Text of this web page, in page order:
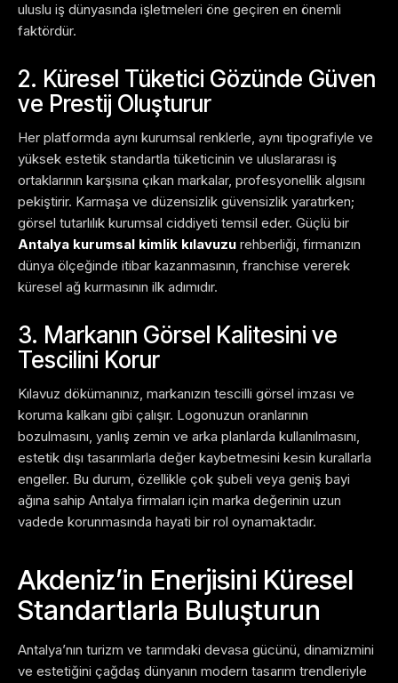
uluslu iş dünyasında işletmeleri öne geçiren en önemli
faktördür.
2. Küresel Tüketici Gözünde Güven
ve Prestij Oluşturur
Her platformda aynı kurumsal renklerle, aynı tipografiyle ve
yüksek estetik standartla tüketicinin ve uluslararası iş
ortaklarının karşısına çıkan markalar, profesyonellik algısını
pekiştirir. Karmaşa ve düzensizlik güvensizlik yaratırken;
görsel tutarlılık kurumsal ciddiyeti temsil eder. Güçlü bir
Antalya kurumsal kimlik kılavuzu rehberliği, firmanızın
dünya ölçeğinde itibar kazanmasının, franchise vererek
küresel ağ kurmasının ilk adımıdır.
3. Markanın Görsel Kalitesini ve
Tescilini Korur
Kılavuz dökümanınız, markanızın tescilli görsel imzası ve
koruma kalkanı gibi çalışır. Logonuzun oranlarının
bozulmasını, yanlış zemin ve arka planlarda kullanılmasını,
estetik dışı tasarımlarla değer kaybetmesini kesin kurallarla
engeller. Bu durum, özellikle çok şubeli veya geniş bayi
ağına sahip Antalya firmaları için marka değerinin uzun
vadede korunmasında hayati bir rol oynamaktadır.
Akdeniz’in Enerjisini Küresel
Standartlarla Buluşturun
Antalya’nın turizm ve tarımdaki devasa gücünü, dinamizmini
ve estetiğini çağdaş dünyanın modern tasarım trendleriyle